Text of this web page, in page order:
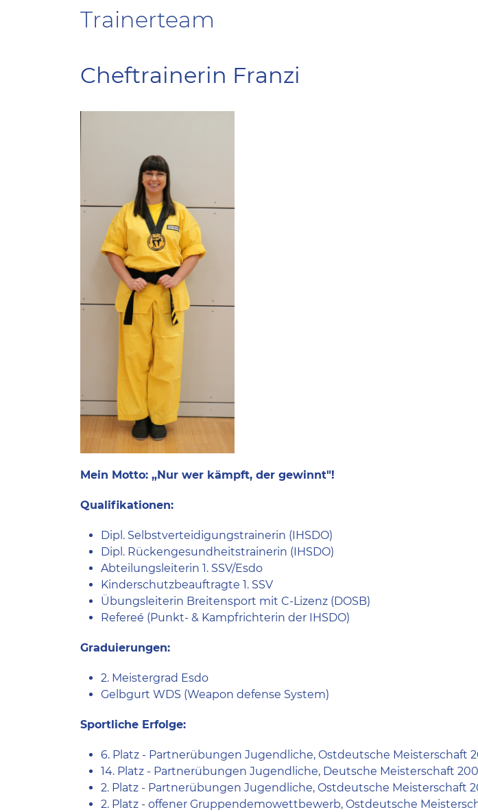
Trainerteam
Cheftrainerin Franzi
Mein Motto: „Nur wer kämpft, der gewinnt"!
Qualifikationen:
Dipl. Selbstverteidigungstrainerin (IHSDO)
Dipl. Rückengesundheitstrainerin (IHSDO)
Abteilungsleiterin 1. SSV/Esdo
Kinderschutzbeauftragte 1. SSV
Übungsleiterin Breitensport mit C-Lizenz (DOSB)
Refereé (Punkt- & Kampfrichterin der IHSDO)
Graduierungen:
2. Meistergrad Esdo
Gelbgurt WDS (Weapon defense System)
Sportliche Erfolge:
6. Platz - Partnerübungen Jugendliche, Ostdeutsche Meisterschaft
14. Platz - Partnerübungen Jugendliche, Deutsche Meisterschaft
2. Platz - Partnerübungen Jugendliche, Ostdeutsche Meisterschaft
2. Platz - offener Gruppendemowettbewerb, Ostdeutsche